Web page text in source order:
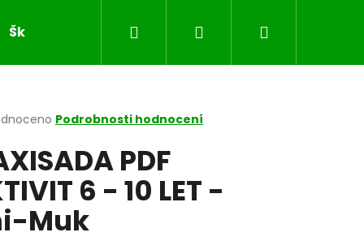
Školní sešity JARO VELIKONOCE
Hledat PřihlášeníNákupní
Podrobnosti hodnocení
PDF
6 - 10 LET -
Muk